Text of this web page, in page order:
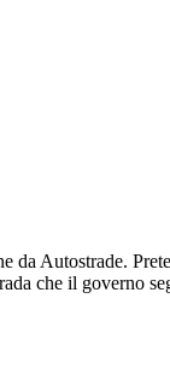
da Autostrade.
che il governo